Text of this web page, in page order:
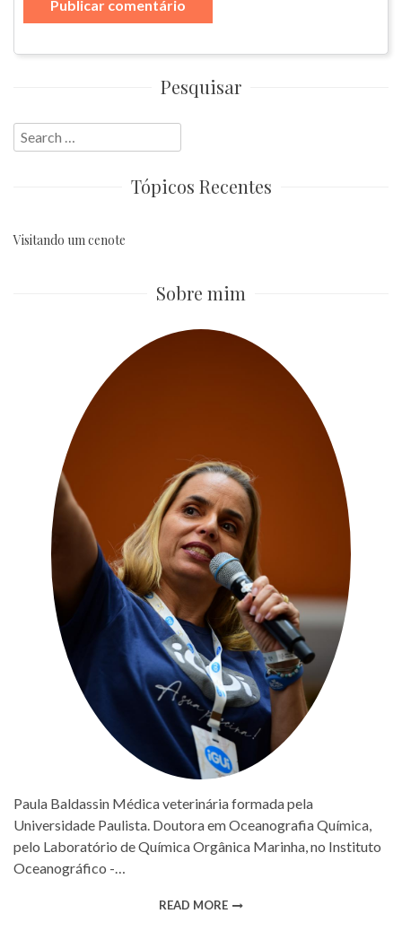
Pesquisar
Search
for:
Tópicos Recentes
Visitando um cenote
Sobre mim
Paula Baldassin Médica veterinária formada pela
Universidade Paulista. Doutora em Oceanografia Química,
pelo Laboratório de Química Orgânica Marinha, no Instituto
Oceanográfico -…
READ MORE